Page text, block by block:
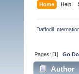
Home Help
Daffodil
Pages: [1]Go
Author